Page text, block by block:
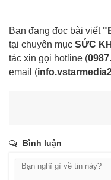
Bạn đang đọc bài viết
tại chuyên mục SỨC
tác xin gọi hotline (
email (
Bình luận